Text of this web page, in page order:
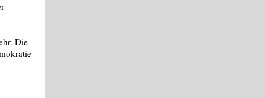
Die